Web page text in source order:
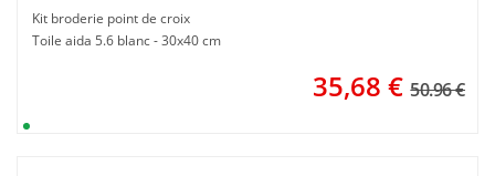
Kit broderie point de croix
Toile aida 5.6 blanc - 30x40 cm
35,68 € 50.96 €